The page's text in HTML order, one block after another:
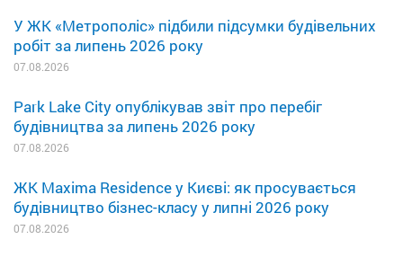
У ЖК «Метрополіс» підбили підсумки будівельних
робіт за липень 2026 року
07.08.2026
Park Lake City опублікував звіт про перебіг
будівництва за липень 2026 року
07.08.2026
ЖК Maxima Residence у Києві: як просувається
будівництво бізнес-класу у липні 2026 року
07.08.2026